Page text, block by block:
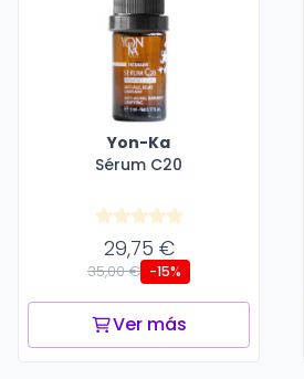
Yon-Ka
Sérum C20
29,75 €
35,00 € -15%
Ver más